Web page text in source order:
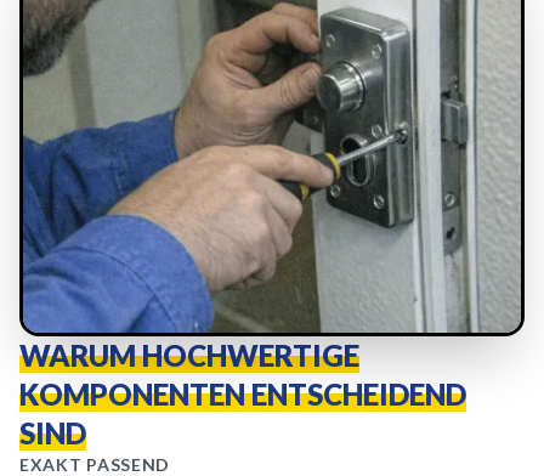
WARUM HOCHWERTIGE
KOMPONENTEN ENTSCHEIDEND
SIND
EXAKT PASSEND